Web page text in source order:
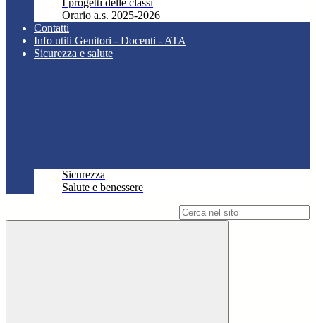
I progetti delle classi
Orario a.s. 2025-2026
Contatti
Info utili Genitori - Docenti - ATA
Sicurezza e salute
Sicurezza
Salute e benessere